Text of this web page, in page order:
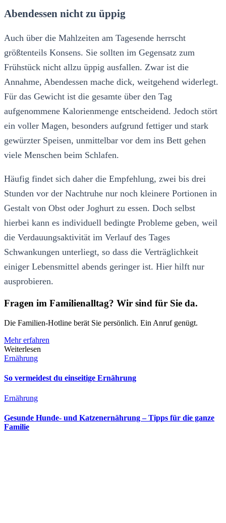
Abendessen nicht zu üppig
Auch über die Mahlzeiten am Tagesende herrscht
größtenteils Konsens. Sie sollten im Gegensatz zum
Frühstück nicht allzu üppig ausfallen. Zwar ist die
Annahme, Abendessen mache dick, weitgehend widerlegt.
Für das Gewicht ist die gesamte über den Tag
aufgenommene Kalorienmenge entscheidend. Jedoch stört
ein voller Magen, besonders aufgrund fettiger und stark
gewürzter Speisen, unmittelbar vor dem ins Bett gehen
viele Menschen beim Schlafen.
Häufig findet sich daher die Empfehlung, zwei bis drei
Stunden vor der Nachtruhe nur noch kleinere Portionen in
Gestalt von Obst oder Joghurt zu essen. Doch selbst
hierbei kann es individuell bedingte Probleme geben, weil
die Verdauungsaktivität im Verlauf des Tages
Schwankungen unterliegt, so dass die Verträglichkeit
einiger Lebensmittel abends geringer ist. Hier hilft nur
ausprobieren.
Fragen im Familienalltag? Wir sind für Sie da.
Die Familien-Hotline berät Sie persönlich. Ein Anruf genügt.
Mehr erfahren
Weiterlesen
Ernährung
So vermeidest du einseitige Ernährung
Ernährung
Gesunde Hunde- und Katzenernährung – Tipps für die ganze
Familie